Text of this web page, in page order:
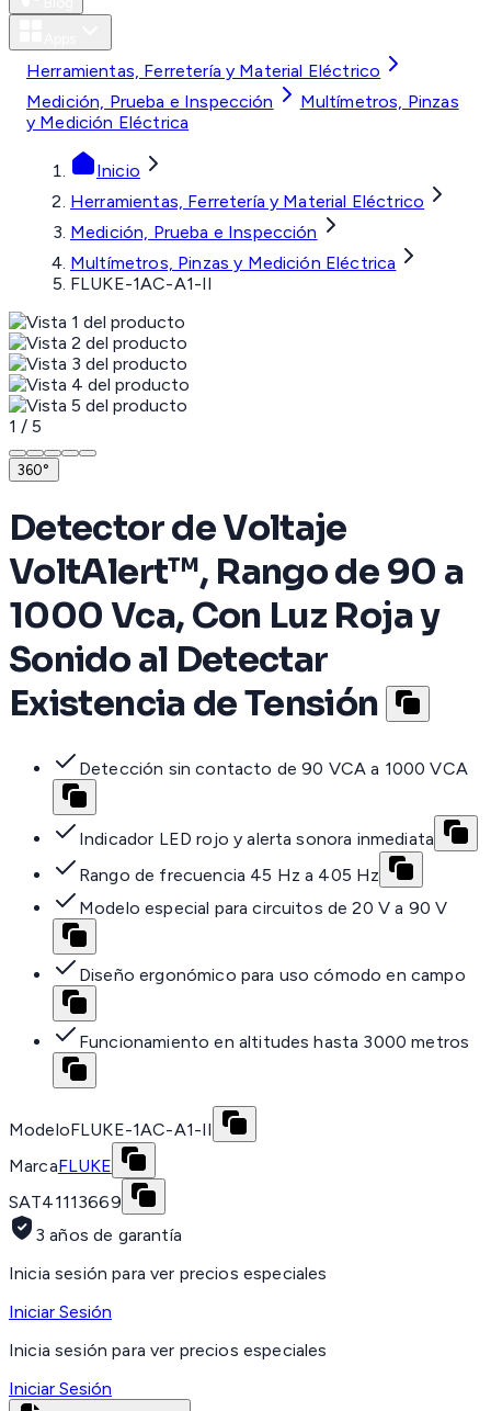
Herramientas, Ferretería y Material Eléctrico
Medición, Prueba e Inspección
Multímetros, Pinzas
y Medición Eléctrica
Inicio
Herramientas, Ferretería y Material Eléctrico
Medición, Prueba e Inspección
Multímetros, Pinzas y Medición Eléctrica
FLUKE-1AC-A1-II
1 / 5
360°
Detector de Voltaje
VoltAlert™, Rango de 90 a
1000 Vca, Con Luz Roja y
Sonido al Detectar
Existencia de Tensión
Detección sin contacto de 90 VCA a 1000 VCA
Indicador LED rojo y alerta sonora inmediata
Rango de frecuencia 45 Hz a 405 Hz
Modelo especial para circuitos de 20 V a 90 V
Diseño ergonómico para uso cómodo en campo
Funcionamiento en altitudes hasta 3000 metros
ModeloFLUKE-1AC-A1-II
MarcaFLUKE
SAT41113669
3 años de garantía
Inicia sesión para ver precios especiales
Iniciar Sesión
Inicia sesión para ver precios especiales
Iniciar Sesión